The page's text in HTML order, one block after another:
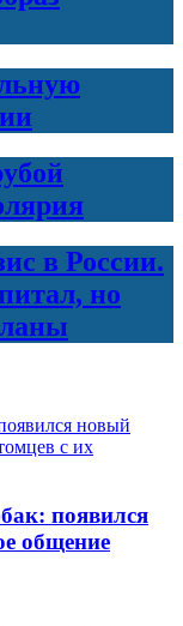
в России.
но
появился
общение